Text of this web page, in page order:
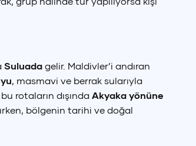
Suluada gelir. Maldivler’i andıran
, masmavi ve berrak sularıyla
rotaların dışında Akyaka yönüne
bölgenin tarihi ve doğal